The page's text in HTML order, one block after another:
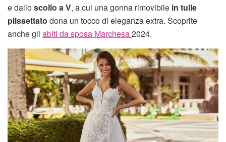
e dalloscollo a V, a cui una gonna rimovibile in tulle
plissettato dona un tocco di eleganza extra. Scoprite
anche gli abiti da sposa Marchesa2024.